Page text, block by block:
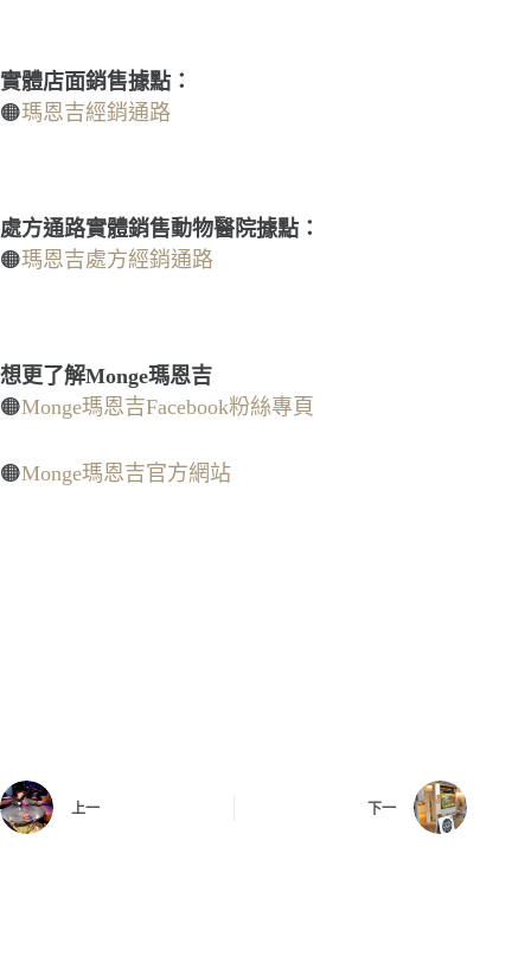
實體店面銷售據點：
🟠瑪恩吉經銷通路
處方通路實體銷售動物醫院據點：
🟠瑪恩吉處方經銷通路
想更了解Monge瑪恩吉
🟠Monge瑪恩吉Facebook粉絲專頁
🟠Monge瑪恩吉官方網站
上一 下一